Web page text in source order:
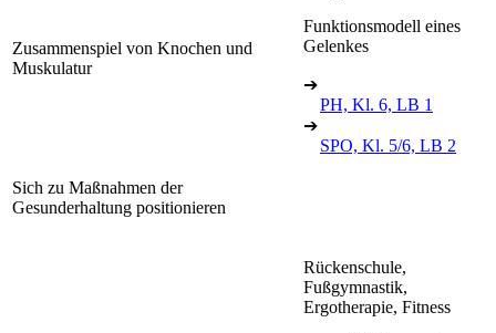
Zusammenspiel von Knochen und
Muskulatur
Funktionsmodell eines
Gelenkes
➔
PH, Kl. 6, LB 1
➔
SPO, Kl. 5/6, LB 2
Sich zu Maßnahmen der
Gesunderhaltung positionieren
Rückenschule,
Fußgymnastik,
Ergotherapie, Fitness